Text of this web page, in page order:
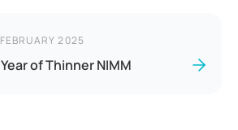
2025
of Thinner NIMM